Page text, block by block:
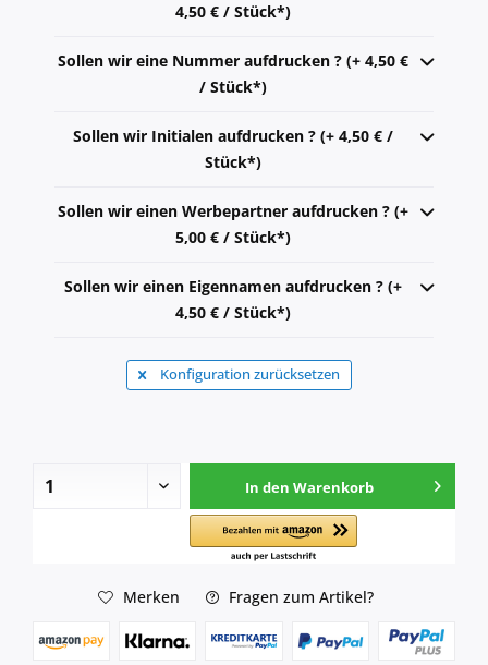
4,50 € / Stück*)
Sollen wir eine Nummer aufdrucken ? (+ 4,50 €
/ Stück*)
Sollen wir Initialen aufdrucken ? (+ 4,50 € /
Stück*)
Sollen wir einen Werbepartner aufdrucken ? (+
5,00 € / Stück*)
Sollen wir einen Eigennamen aufdrucken ? (+
4,50 € / Stück*)
Konfiguration zurücksetzen
In den Warenkorb
Merken Fragen zum Artikel?